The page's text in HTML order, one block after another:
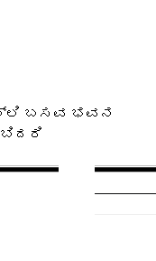
ಬಸವ ಭವನ
ಬಿದರಿ